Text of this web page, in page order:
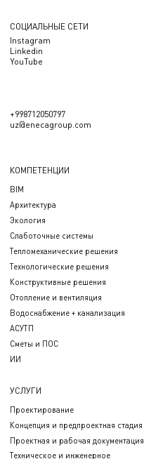
СОЦИАЛЬНЫЕ СЕТИ
Instagram
Linkedin
YouTube
+998712050797
uz@enecagroup.com
КОМПЕТЕНЦИИ
BIM
Архитектура
Экология
Слаботочные системы
Тепломеханические решения
Технологические решения
Конструктивные решения
Отопление и вентиляция
Водоснабжение + канализация
АСУТП
Сметы и ПОС
ИИ
УСЛУГИ
Проектирование
Концепция и предпроектная стадия
Проектная и рабочая документация
Техническое и инженерное